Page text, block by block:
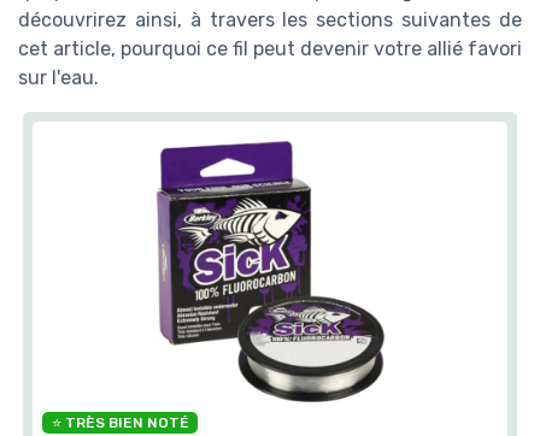
découvrirez ainsi, à travers les sections suivantes de
cet article, pourquoi ce fil peut devenir votre allié favori
sur l'eau.
⭐ TRÈS BIEN NOTÉ